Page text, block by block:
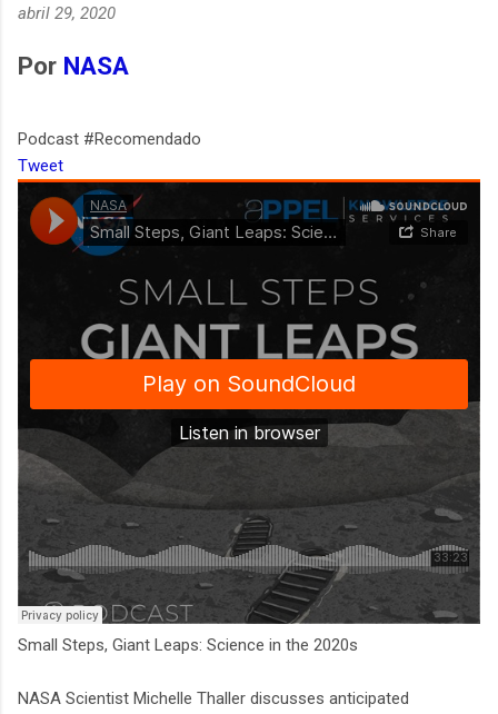
abril 29, 2020
Por NASA
Podcast #Recomendado
Tweet
Small Steps, Giant Leaps: Science in the 2020s
NASA Scientist Michelle Thaller discusses anticipated